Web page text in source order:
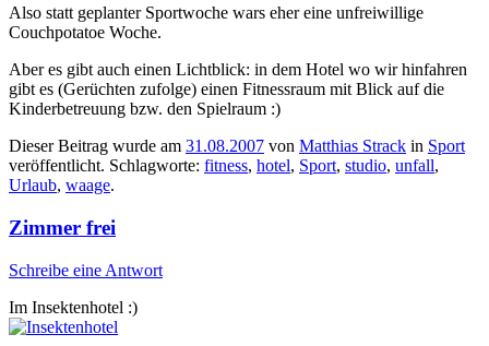
Also statt geplanter Sportwoche wars eher eine unfreiwillige
Couchpotatoe Woche.
Aber es gibt auch einen Lichtblick: in dem Hotel wo wir hinfahren
gibt es (Gerüchten zufolge) einen Fitnessraum mit Blick auf die
Kinderbetreuung bzw. den Spielraum :)
Dieser Beitrag wurde am 31.08.2007 von Matthias Strack in Sport
veröffentlicht. Schlagworte: fitness, hotel, Sport, studio, unfall,
Urlaub, waage.
Zimmer frei
Schreibe eine Antwort
Im Insektenhotel :)